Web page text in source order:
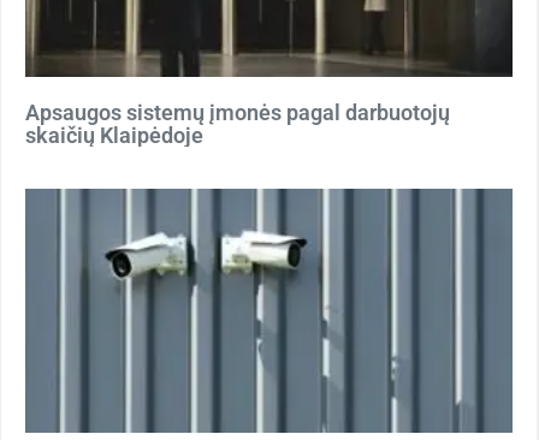
Apsaugos sistemų įmonės pagal darbuotojų
skaičių Klaipėdoje